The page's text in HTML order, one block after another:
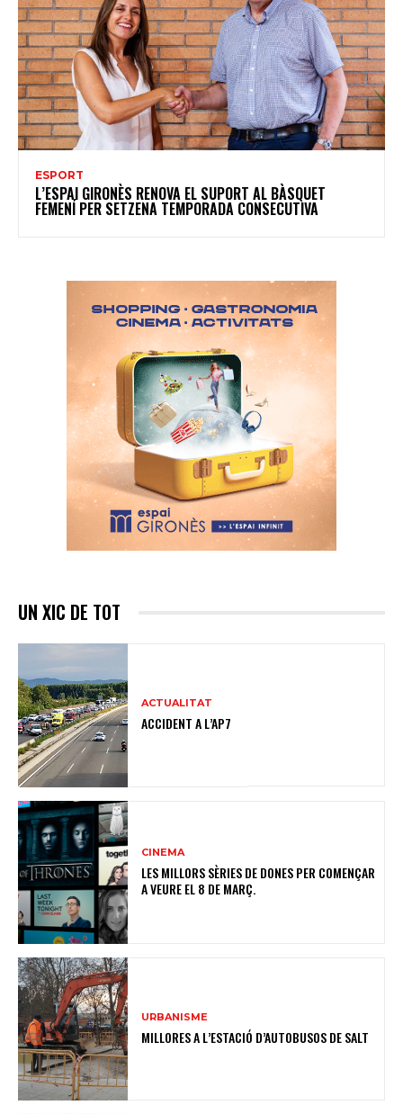
ESPORT
L’ESPAI GIRONÈS RENOVA EL SUPORT AL BÀSQUET
FEMENÍ PER SETZENA TEMPORADA CONSECUTIVA
UN XIC DE TOT
ACTUALITAT
ACCIDENT A L’AP7
CINEMA
LES MILLORS SÈRIES DE DONES PER COMENÇAR
A VEURE EL 8 DE MARÇ.
URBANISME
MILLORES A L’ESTACIÓ D’AUTOBUSOS DE SALT